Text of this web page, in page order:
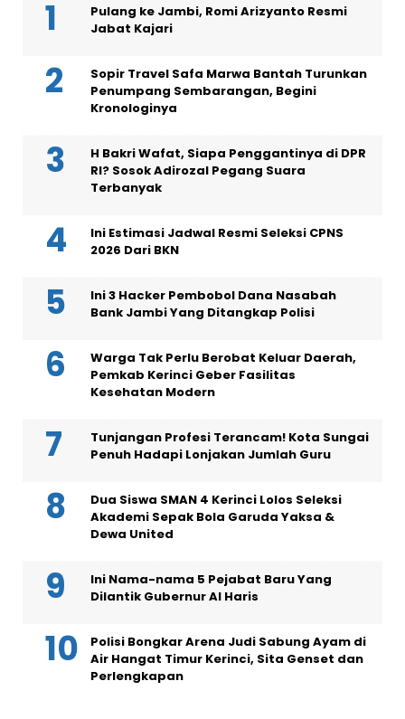
Pulang ke Jambi, Romi Arizyanto Resmi
Jabat Kajari
Sopir Travel Safa Marwa Bantah Turunkan
Penumpang Sembarangan, Begini
Kronologinya
H Bakri Wafat, Siapa Penggantinya di DPR
RI? Sosok Adirozal Pegang Suara
Terbanyak
Ini Estimasi Jadwal Resmi Seleksi CPNS
2026 Dari BKN
Ini 3 Hacker Pembobol Dana Nasabah
Bank Jambi Yang Ditangkap Polisi
Warga Tak Perlu Berobat Keluar Daerah,
Pemkab Kerinci Geber Fasilitas
Kesehatan Modern
Tunjangan Profesi Terancam! Kota Sungai
Penuh Hadapi Lonjakan Jumlah Guru
Dua Siswa SMAN 4 Kerinci Lolos Seleksi
Akademi Sepak Bola Garuda Yaksa &
Dewa United
Ini Nama-nama 5 Pejabat Baru Yang
Dilantik Gubernur Al Haris
Polisi Bongkar Arena Judi Sabung Ayam di
Air Hangat Timur Kerinci, Sita Genset dan
Perlengkapan